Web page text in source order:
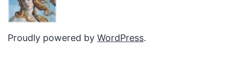
Proudly powered by WordPress.